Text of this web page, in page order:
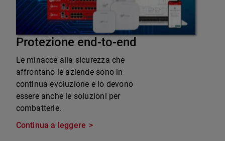
Protezione end-to-end
Le minacce alla sicurezza che
affrontano le aziende sono in
continua evoluzione e lo devono
essere anche le soluzioni per
combatterle.
Continua a leggere